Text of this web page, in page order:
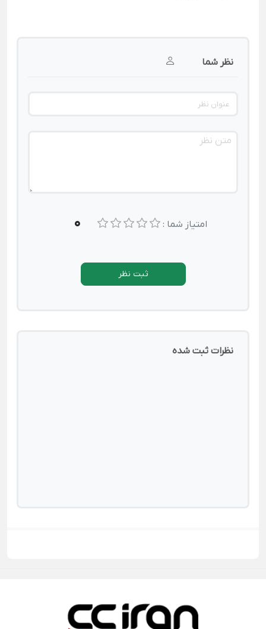
نظر شما
امتیاز شما : 0
ثبت نظر
نظرات ثبت شده